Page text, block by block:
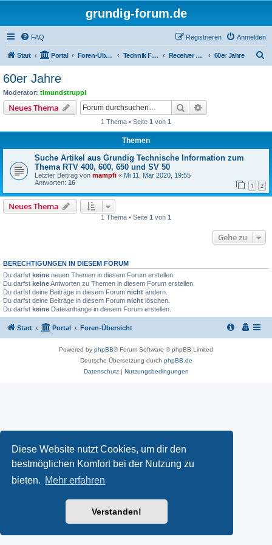
Diese Website nutzt Cookies, um dir den
bestmöglichen Komfort bei der Nutzung zu
bieten. Mehr erfahren
Verstanden!
grundig-forum.de
FAQ Anmelden
Registrieren
Start Portal Foren-Übersicht Technik Foren Receiver Kompaktanlagen 60er Jahre
60er Jahre
Moderator: timundstruppi
Neues Thema Suche
1 Thema • Seite 1 von 1
Themen
Suche Artikel aus Grundig Technische Information zum
Thema RTV 400, 600, 650 und SV 50
Letzter Beitrag von mampfi « Mi 11. Mär 2020, 19:55
Antworten: 16 1 2
Neues Thema
1 Thema • Seite 1 von 1
Gehe zu
BERECHTIGUNGEN IN DIESEM FORUM
Du darfst keine neuen Themen in diesem Forum erstellen.
Du darfst keineAntworten zu Themen in diesem Forum erstellen.
Du darfst deine Beiträge in diesem Forum nicht ändern.
Du darfst deine Beiträge in diesem Forum nicht löschen.
Du darfst keine Dateianhänge in diesem Forum erstellen.
Start Portal Foren-Übersicht
Powered by phpBB® Forum Software © phpBB Limited
Deutsche Übersetzung durch phpBB.de
Datenschutz| Nutzungsbedingungen